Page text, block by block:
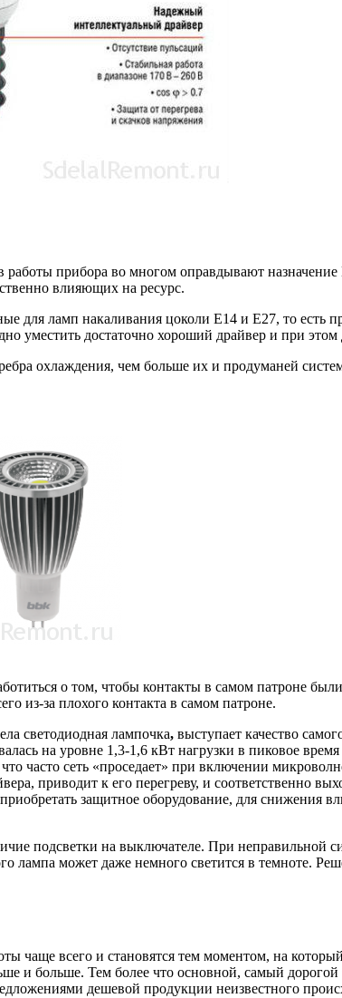
прибора во многом оправдывают
влияющих на ресурс.
для ламп накаливания цоколи Е14 и Е27, то есть
уместить достаточно хороший драйвер и при
охлаждения, чем больше их и продуманей
о том, чтобы контакты в самом патроне
из-за плохого контакта в самом патроне.
светодиодная лампочка, выступает качество
на уровне 1,3-1,6 кВт нагрузки в пиковое
часто сеть «проседает» при включении
приводит к его перегреву, и соответственно
защитное оборудование, для снижения
подсветки на выключателе. При неправильной
лампа может даже немного светится в темноте.
чаще всего и становятся тем моментом, на
и больше. Тем более что основной, самый
дешевой продукции неизвестного